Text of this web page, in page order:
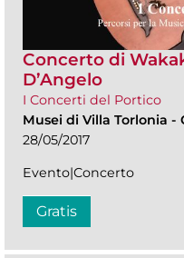
Concerto di
D’Angelo
I Concerti del Portico
Musei di Villa Torlonia -
28/05/2017
Evento|Concerto
Gratis